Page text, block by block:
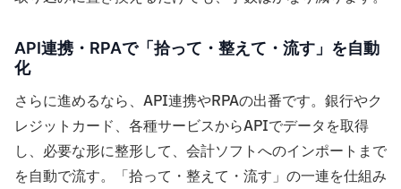
API連携・RPAで「拾って・整えて・流す」を自動
化
さらに進めるなら、API連携やRPAの出番です。銀行やク
レジットカード、各種サービスからAPIでデータを取得
し、必要な形に整形して、会計ソフトへのインポートまで
を自動で流す。「拾って・整えて・流す」の一連を仕組み